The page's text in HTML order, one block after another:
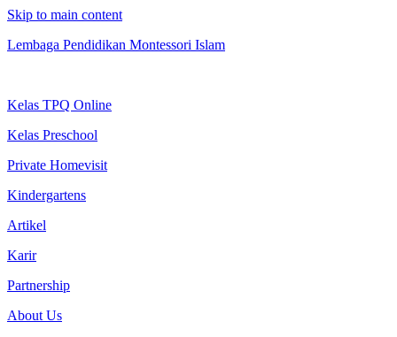
Skip to main content
Lembaga Pendidikan Montessori Islam
Kelas TPQ Online
Kelas Preschool
Private Homevisit
Kindergartens
Artikel
Karir
Partnership
About Us